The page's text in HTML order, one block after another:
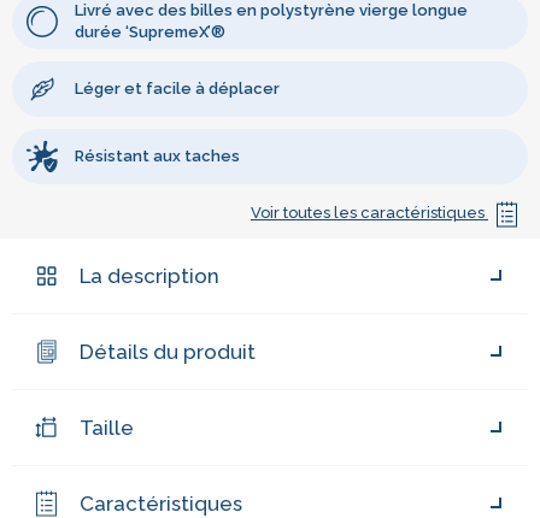
Livré avec des billes en polystyrène vierge longue
durée ‘SupremeX’®
Léger et facile à déplacer
Résistant aux taches
Voir toutes les caractéristiques
La description
Détails du produit
Taille
Caractéristiques